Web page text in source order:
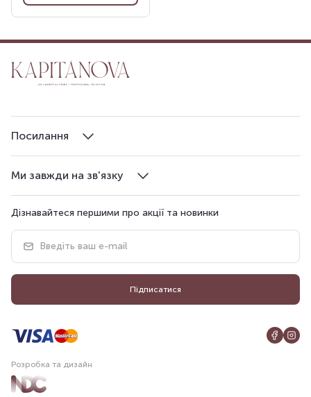
Ми завжди на зв'язку
Посилання
Дізнавайтеся першими про акції та новинки
Підписатися
Розробка та дизайн